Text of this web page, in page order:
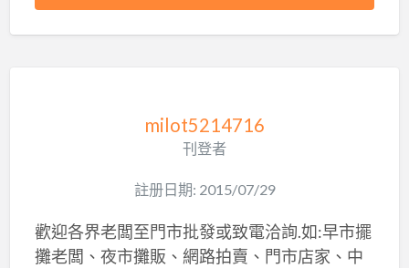
milot5214716
刊登者
註册日期: 2015/07/29
歡迎各界老闆至門市批發或致電洽詢.如:早市擺
攤老闆、夜市攤販、網路拍賣、門市店家、中